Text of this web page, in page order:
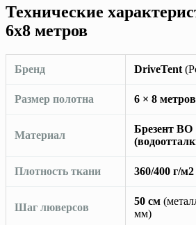
Технические
6х8 метров
Бренд DriveTent
Размер полотна 6 × 8 метров
Материал
Брезент ВО
Плотность ткани 360/400 г/м2
Шаг люверсов
50 см
мм)